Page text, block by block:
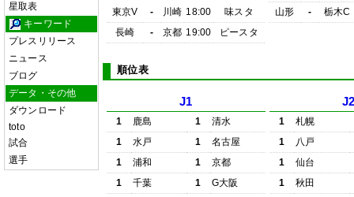
星取表
キーワード
プレスリリース
ニュース
ブログ
データ・その他
ダウンロード
toto
試合
選手
東京V
- 川崎 18:00
味スタ
長崎
- 京都 19:00 ピースタ
山形
- 栃木C
順位表
J1
1 鹿島 1
清水
1
水戸 1
名古屋
1
浦和 1
京都
1
千葉 1
G大阪
1
札幌
1
八戸
1
仙台
1
秋田